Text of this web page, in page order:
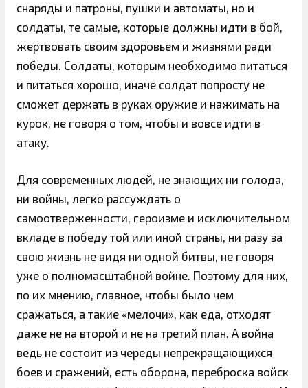
снаряды и патроны, пушки и автоматы, но и
солдаты, те самые, которые должны идти в бой,
жертвовать своим здоровьем и жизнями ради
победы. Солдаты, которым необходимо питаться
и питаться хорошо, иначе солдат попросту не
сможет держать в руках оружие и нажимать на
курок, не говоря о том, чтобы и вовсе идти в
атаку.
Для современных людей, не знающих ни голода,
ни войны, легко рассуждать о
самоотверженности, героизме и исключительном
вкладе в победу той или иной страны, ни разу за
свою жизнь не видя ни одной битвы, не говоря
уже о полномасштабной войне. Поэтому для них,
по их мнению, главное, чтобы было чем
сражаться, а такие «мелочи», как еда, отходят
даже не на второй и не на третий план. А война
ведь не состоит из череды непрекращающихся
боев и сражений, есть оборона, переброска войск